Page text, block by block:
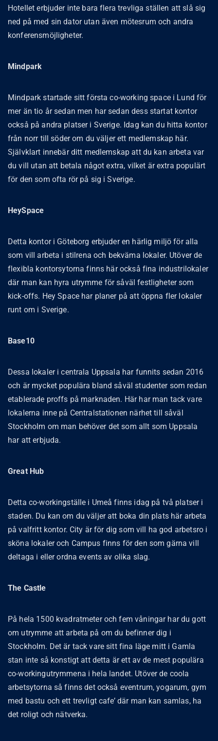
Hotellet erbjuder inte bara flera trevliga ställen att slå sig
ned på med sin dator utan även mötesrum och andra
konferensmöjligheter.
Mindpark
Mindpark startade sitt första co-working space i Lund för
mer än tio år sedan men har sedan dess startat kontor
också på andra platser i Sverige. Idag kan du hitta kontor
från norr till söder om du väljer ett medlemskap här.
Självklart innebär ditt medlemskap att du kan arbeta var
du vill utan att betala något extra, vilket är extra populärt
för den som ofta rör på sig i Sverige.
HeySpace
Detta kontor i Göteborg erbjuder en härlig miljö för alla
som vill arbeta i stilrena och bekväma lokaler. Utöver de
flexibla kontorsytorna finns här också fina industrilokaler
där man kan hyra utrymme för såväl festligheter som
kick-offs. Hey Space har planer på att öppna fler lokaler
runt om i Sverige.
Base10
Dessa lokaler i centrala Uppsala har funnits sedan 2016
och är mycket populära bland såväl studenter som redan
etablerade proffs på marknaden. Här har man tack vare
lokalerna inne på Centralstationen närhet till såväl
Stockholm om man behöver det som allt som Uppsala
har att erbjuda.
Great Hub
Detta co-workingställe i Umeå finns idag på två platser i
staden. Du kan om du väljer att boka din plats här arbeta
på valfritt kontor. City är för dig som vill ha god arbetsro i
sköna lokaler och Campus finns för den som gärna vill
deltaga i eller ordna events av olika slag.
The Castle
På hela 1500 kvadratmeter och fem våningar har du gott
om utrymme att arbeta på om du befinner dig i
Stockholm. Det är tack vare sitt fina läge mitt i Gamla
stan inte så konstigt att detta är ett av de mest populära
co-workingutrymmena i hela landet. Utöver de coola
arbetsytorna så finns det också eventrum, yogarum, gym
med bastu och ett trevligt cafe’ där man kan samlas, ha
det roligt och nätverka.